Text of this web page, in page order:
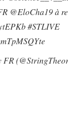
@EloCha19à
#STLIVE